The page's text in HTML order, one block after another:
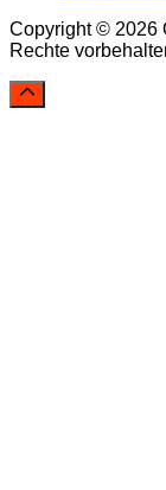
Copyright © 2026
Rechte